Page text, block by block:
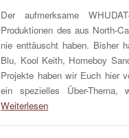
Der aufmerksame
Produktionen des aus North-
nie enttäuscht haben. Bisher
Blu, Kool Keith, Homeboy
Projekte haben wir Euch hier
ein spezielles Über-
Weiterlesen